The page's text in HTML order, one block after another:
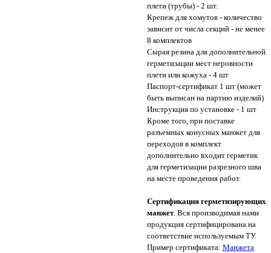
плети (трубы) - 2 шт.
Крепеж для хомутов - количество
зависит от числа секций - не менее
8 комплектов
Сырая резина для дополнительной
герметизации мест неровности
плети или кожуха - 4 шт
Паспорт-сертификат 1 шт (может
быть выписан на партию изделий)
Инструкция по установке - 1 шт
Кроме того, при поставке
разъемных конусных манжет для
переходов в комплект
дополнительно входит герметик
для герметизации разрезного шва
на месте проведения работ.
Сертификация герметизирующих
манжет. Вся производимая нами
продукция сертифицирована на
соответствие используемым ТУ.
Пример сертификата: Манжета